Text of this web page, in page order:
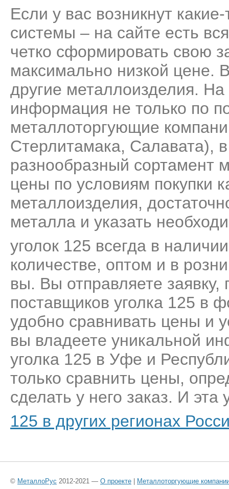
Если у вас возникнут
системы – на сайте есть
четко сформировать свою
максимально низкой цене.
другие металлоизделия.
информация не только по
металлоторгующие
Стерлитамака, Салавата),
разнообразный сортамент
цены по условиям покупки
металлоизделия,
металла и указать
уголок 125 всегда в
количестве, оптом и в
вы. Вы отправляете заявку,
поставщиков уголка 125 в
удобно сравнивать цены и
вы владеете уникальной
уголка 125 в Уфе и
только сравнить цены,
сделать у него заказ. И эта
125 в других регионах
© МеталлоРус 2012-2021 — О проекте Металлоторгующие